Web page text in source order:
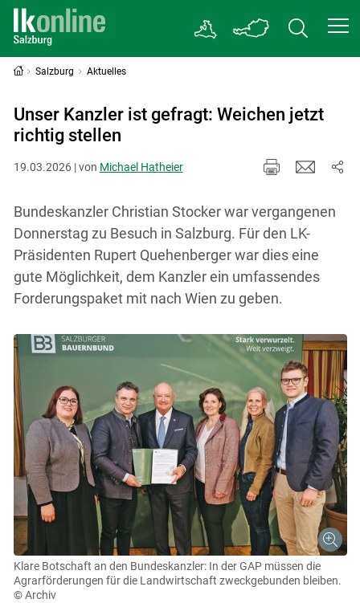
Salzburg Aktuelles
Unser Kanzler ist gefragt: Weichen jetzt
richtig stellen
19.03.2026 | von Michael Hatheier
Bundeskanzler Christian Stocker war vergangenen
Donnerstag zu Besuch in Salzburg. Für den LK-
Präsidenten Rupert Quehenberger war dies eine
gute Möglichkeit, dem Kanzler ein umfassendes
Forderungspaket mit nach Wien zu geben.
Klare Botschaft an den Bundeskanzler: In der GAP müssen die
Agrarförderungen für die Landwirtschaft zweckgebunden bleiben.
© Archiv